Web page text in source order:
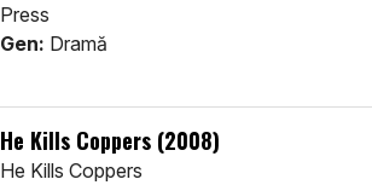
Press
Gen: Dramă
He Kills Coppers (2008)
He Kills Coppers